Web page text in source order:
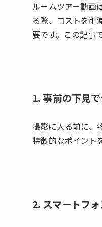
ルームツアー動画
る際、コストを削
要です。この記事
1. 事前の下見
撮影に入る前に、
特徴的なポイント
2. スマートフ